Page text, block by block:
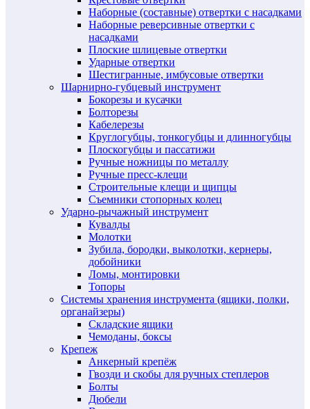
Наборные (составные) отвертки с насадками
Наборные реверсивные отвертки с
насадками
Плоские шлицевые отвертки
Ударные отвертки
Шестигранные, имбусовые отвертки
Шарнирно-губцевый инструмент
Бокорезы и кусачки
Болторезы
Кабелерезы
Круглогубцы, тонкогубцы и длинногубцы
Плоскогубцы и пассатижи
Ручные ножницы по металлу
Ручные пресс-клещи
Строительные клещи и щипцы
Съемники стопорных колец
Ударно-рычажный инструмент
Кувалды
Молотки
Зубила, бородки, выколотки, кернеры,
добойники
Ломы, монтировки
Топоры
Системы хранения инструмента (ящики, полки,
органайзеры)
Складские ящики
Чемоданы, боксы
Крепеж
Анкерный крепёж
Гвозди и скобы для ручных степлеров
Болты
Дюбели